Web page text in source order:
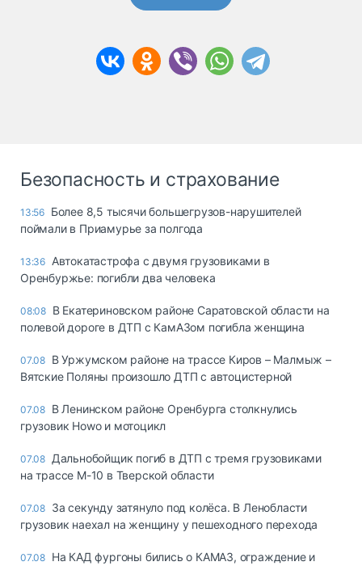
Безопасность и страхование
13:56 Более 8,5 тысячи большегрузов-нарушителей
поймали в Приамурье за полгода
13:36 Автокатастрофа с двумя грузовиками в
Оренбуржье: погибли два человека
08:08 В Екатериновском районе Саратовской области на
полевой дороге в ДТП с КамАЗом погибла женщина
07.08 В Уржумском районе на трассе Киров – Малмыж –
Вятские Поляны произошло ДТП с автоцистерной
07.08 В Ленинском районе Оренбурга столкнулись
грузовик Howo и мотоцикл
07.08 Дальнобойщик погиб в ДТП с тремя грузовиками
на трассе М-10 в Тверской области
07.08 За секунду затянуло под колёса. В Ленобласти
грузовик наехал на женщину у пешеходного перехода
07.08 На КАД фургоны бились о КАМАЗ, ограждение и